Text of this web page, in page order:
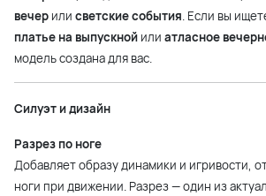
вечер или светские события. Если вы
платье на выпускной или атласное
модель создана для вас.
Силуэт и дизайн
Разрез по ноге
Добавляет образу динамики и игривости,
ноги при движении. Разрез — один из